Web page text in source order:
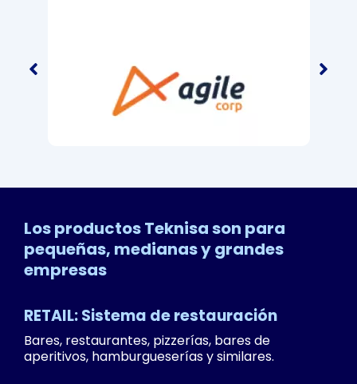
Los productos Teknisa son para
pequeñas, medianas y grandes
empresas
RETAIL: Sistema de restauración
Bares, restaurantes, pizzerías, bares de
aperitivos, hamburgueserías y similares.